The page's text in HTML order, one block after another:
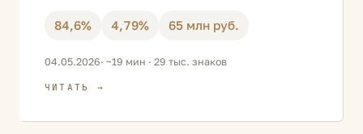
84,6% 4,79% 65 млн руб.
04.05.2026· ~19 мин · 29 тыс. знаков
ЧИТАТЬ →